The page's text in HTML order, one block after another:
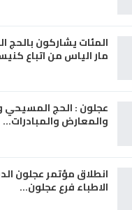
المئات يشاركون
مار الياس من اتباع
عجلون : الحج المسيحي
والمعارض والمبادرات…
انطلاق مؤتمر عجلون
الاطباء فرع عجلون…